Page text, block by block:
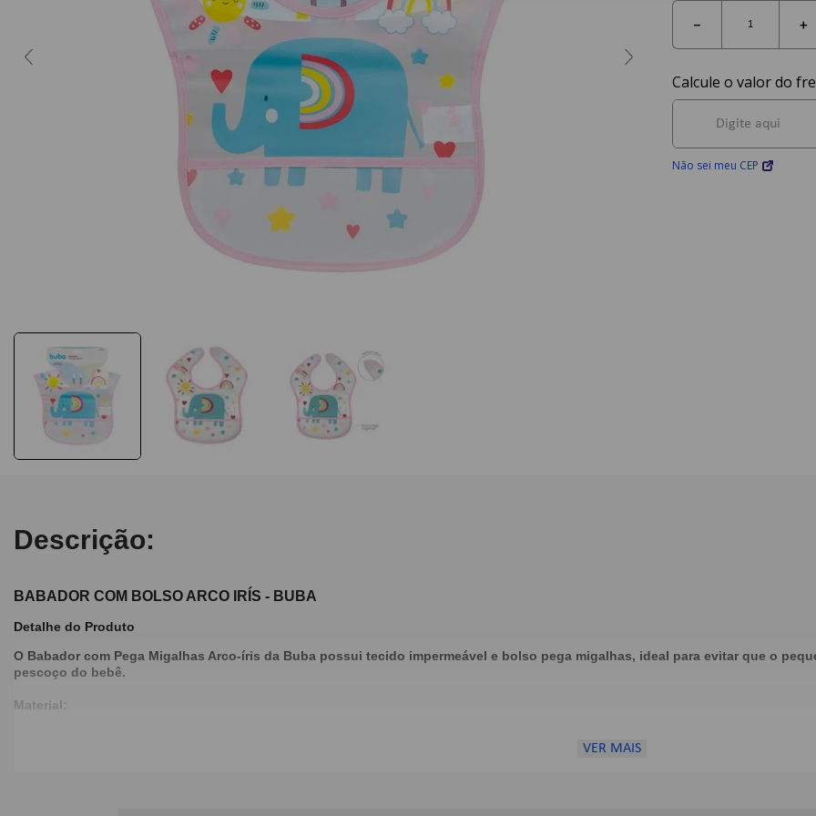
＋
－
Não sei meu CEP
Descrição:
BABADOR COM BOLSO ARCO IRÍS - BUBA
Detalhe do Produto
O Babador com Pega Migalhas Arco-íris da Buba possui tecido impermeável e bolso pega migalhas, ideal para evitar que o
pescoço do bebê.
Material:
VER MAIS
º caderno